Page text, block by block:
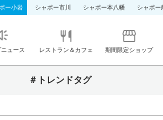
ー小岩 シャポー市川 シャポー本八幡 シャポー
ュース レストラン＆カフェ 期間限定ショップ
＃トレンドタグ